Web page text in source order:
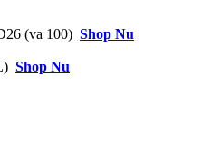
(va 100) Shop Nu
Shop Nu